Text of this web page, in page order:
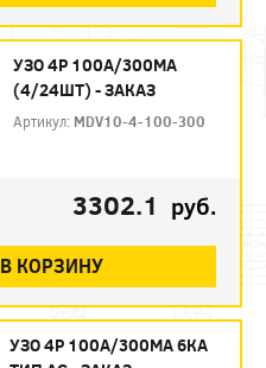
УЗО 4P 100А/300МА
(4/24ШТ) - ЗАКАЗ
Артикул: MDV10-4-100-300
3302.1 руб.
В КОРЗИНУ
УЗО 4P 100А/300МА 6КА